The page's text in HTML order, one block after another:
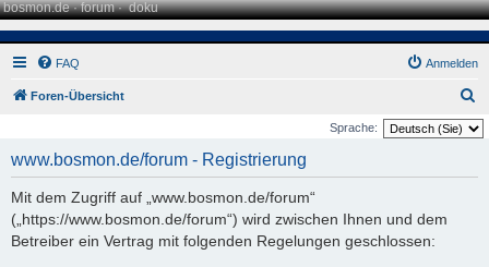
bosmon.de·forum·doku
FAQ Anmelden
Foren-Übersicht
u
Sprache:
www.bosmon.de/forum - Registrierung
Mit dem Zugriff auf „www.bosmon.de/forum“
(„https://www.bosmon.de/forum“) wird zwischen Ihnen und dem
Betreiber ein Vertrag mit folgenden Regelungen geschlossen: